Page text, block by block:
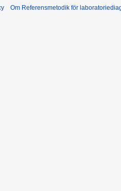
Om Referensmetodik för